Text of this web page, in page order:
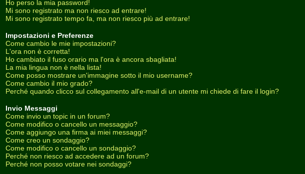
Ho perso la mia password!
Mi sono registrato ma non riesco ad entrare!
Mi sono registrato tempo fa, ma non riesco più ad entrare!
Impostazioni e Preferenze
Come cambio le mie impostazioni?
L'ora non è corretta!
Ho cambiato il fuso orario ma l'ora è ancora sbagliata!
La mia lingua non è nella lista!
Come posso mostrare un'immagine sotto il mio username?
Come cambio il mio grado?
Perché quando clicco sul collegamento all'e-mail di un utente mi chiede di fare il login?
Invio Messaggi
Come invio un topic in un forum?
Come modifico o cancello un messaggio?
Come aggiungo una firma ai miei messaggi?
Come creo un sondaggio?
Come modifico o cancello un sondaggio?
Perché non riesco ad accedere ad un forum?
Perché non posso votare nei sondaggi?